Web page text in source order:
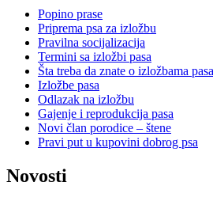
Popino prase
Priprema psa za izložbu
Pravilna socijalizacija
Termini sa izložbi pasa
Šta treba da znate o izložbama pasa
Izložbe pasa
Odlazak na izložbu
Gajenje i reprodukcija pasa
Novi član porodice – štene
Pravi put u kupovini dobrog psa
Novosti